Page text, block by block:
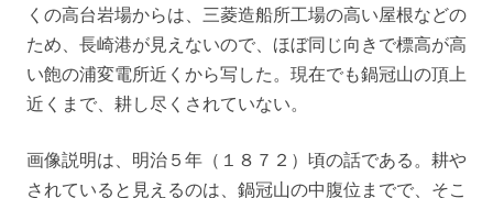
くの高台岩場からは、三菱造船所工場の高い屋根などの
ため、長崎港が見えないので、ほぼ同じ向きで標高が高
い飽の浦変電所近くから写した。現在でも鍋冠山の頂上
近くまで、耕し尽くされていない。
画像説明は、明治５年（１８７２）頃の話である。耕や
されていると見えるのは、鍋冠山の中腹位までで、そこ